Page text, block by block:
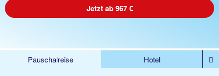
Jetzt ab 967 €
Pauschalreise
Hotel